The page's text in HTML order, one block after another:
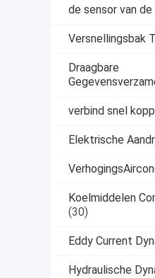
de sensor van
Versnellingsbak
Draagbare
verbind snel
Elektrische
Koelmiddelen
(30)
Eddy Current
Hydraulische